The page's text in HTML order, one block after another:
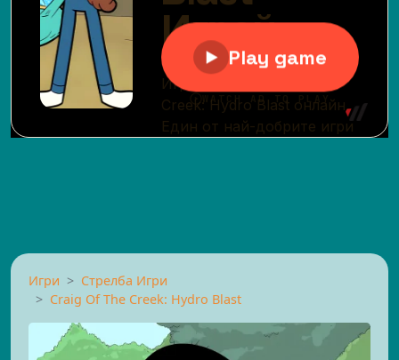
Игри
Стрелба Игри
Craig Of The Creek: Hydro Blast